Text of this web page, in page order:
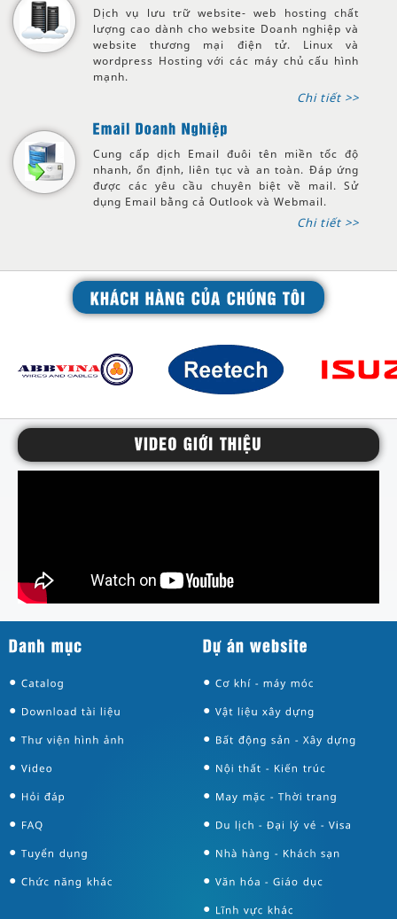
Dịch vụ lưu trữ website- web hosting chất
lượng cao dành cho website Doanh nghiệp và
website thương mại điện tử. Linux và
wordpress Hosting với các máy chủ cấu hình
mạnh.
Chi tiết >>
Cung cấp dịch Email đuôi tên miền tốc độ
nhanh, ổn định, liên tục và an toàn. Đáp ứng
được các yêu cầu chuyên biệt về mail. Sử
dụng Email bằng cả Outlook và Webmail.
Chi tiết >>
●
●
●
●
●
●
●
●
●
●
●
●
●
●
●
●
●